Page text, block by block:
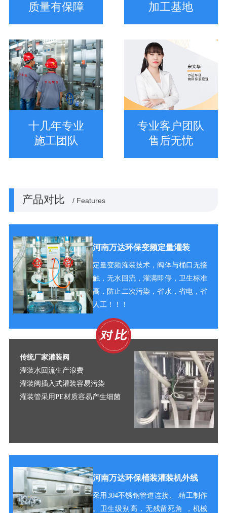
质量有保障
加工基地
十几年专业
施工团队
专业客户团队
售后无忧
产品对比 / Features
河南万达环保变频定量灌装
定量变频灌装技术，阀体与桶口无接
触，无水回流，灌满即停，卫生标准
高，防止二次污染，省水，省电，省
人工！！！
传统厂家灌装阀
灌装水回流生产浪费
灌装阀插入式灌装容易污染
灌装管采用PE材质容易产生细菌
河南万达环保桶装灌装机外线
采用304不锈钢管道连接、精工制作
。
卫生级别高，无残留死角 ，机械